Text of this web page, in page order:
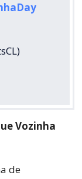
Vozinha
de